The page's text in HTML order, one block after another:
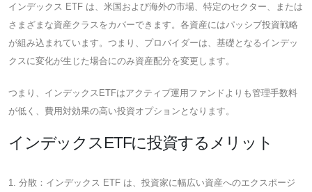
インデックス ETF は、米国および海外の市場、特定のセクター、または
さまざまな資産クラスをカバーできます。各資産にはパッシブ投資戦略
が組み込まれています。つまり、プロバイダーは、基礎となるインデッ
クスに変化が生じた場合にのみ資産配分を変更します。
つまり、インデックスETFはアクティブ運用ファンドよりも管理手数料
が低く、費用対効果の高い投資オプションとなります。
インデックスETFに投資するメリット
1. 分散：インデックス ETF は、投資家に幅広い資産へのエクスポージ